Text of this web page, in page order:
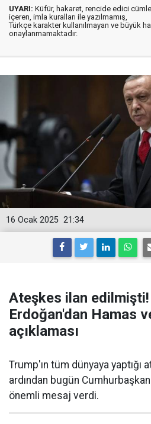
UYARI: Küfür, hakaret, rencide edici
içeren, imla kuralları ile yazılmamış,
Türkçe karakter kullanılmayan ve büyük
onaylanmamaktadır.
21:34
16 Ocak 2025
Ateşkes ilan edilmişti!
Erdoğan'dan Hamas
açıklaması
Trump'ın tüm dünyaya yaptığı
ardından bugün
önemli mesaj verdi.